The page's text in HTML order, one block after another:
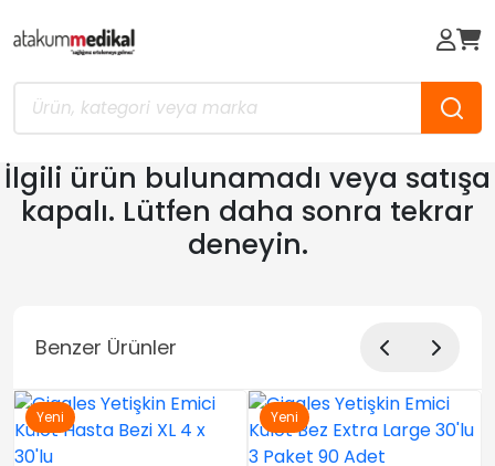
İlgili ürün bulunamadı veya satışa
kapalı. Lütfen daha sonra tekrar
deneyin.
Benzer Ürünler
Yeni Yeni